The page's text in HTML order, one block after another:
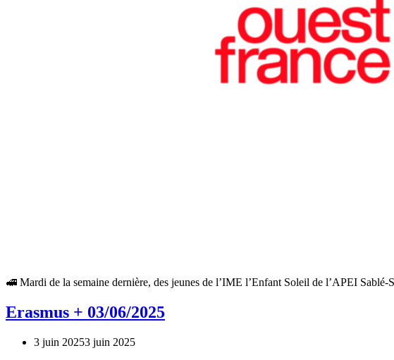
🚅 Mardi de la semaine dernière, des jeunes de l’IME l’Enfant Soleil de l’APEI
Erasmus + 03/06/2025
3 juin 20253 juin 2025